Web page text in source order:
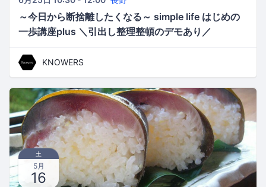
～今日から断捨離したくなる～ simple life はじめの
一歩講座plus ＼引出し整理整頓のデモあり／
vol.2(午前の部)
KNOWERS
土
5月
16